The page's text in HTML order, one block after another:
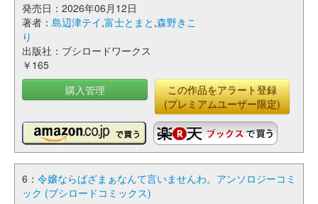
発売日：2026年06月12日
著者： 島辺津テイ,富士とまと ,森野きこ
り
出版社：ブシロードワークス
￥165
購入管理
この作品をアラート登録
(プレミアムユーザー限定)
6： 令嬢ならばざまぁなんて言いませんわ。アンソロジーコミ
ック (ブシロードコミックス)